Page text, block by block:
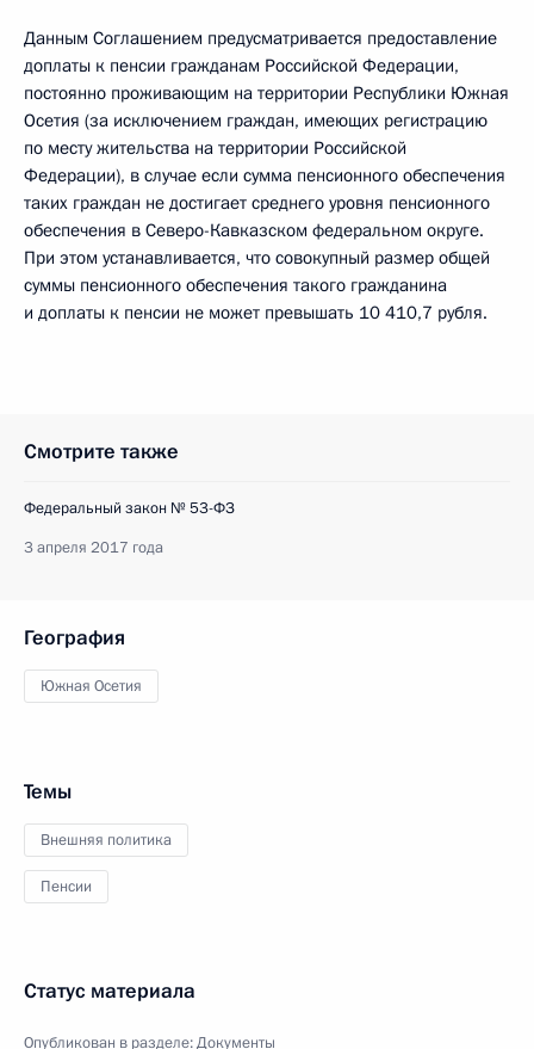
Данным Соглашением предусматривается предоставление
доплаты к пенсии гражданам Российской Федерации,
постоянно проживающим на территории Республики Южная
Осетия (за исключением граждан, имеющих регистрацию
по месту жительства на территории Российской
Федерации), в случае если сумма пенсионного обеспечения
таких граждан не достигает среднего уровня пенсионного
обеспечения в Северо-Кавказском федеральном округе.
При этом устанавливается, что совокупный размер общей
суммы пенсионного обеспечения такого гражданина
и доплаты к пенсии не может превышать 10 410,7 рубля.
Смотрите также
Федеральный закон № 53-ФЗ
3 апреля 2017 года
География
Южная Осетия
Темы
Внешняя политика
Пенсии
Статус материала
Опубликован в разделе:Документы